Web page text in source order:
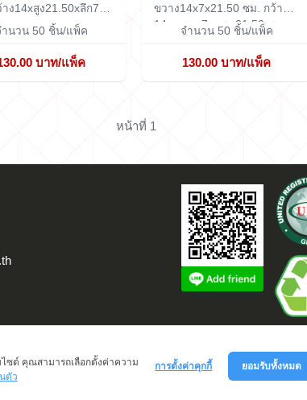
าง14xสูง21.50xลึก7
ำนวน 50 ชิ้น/แพ็ค
บาท/แพ็ค
ขวาง14x7x21.50 ซม. กว้าง
14 x ยาว 7 x สูง 21.50 ซม.
จำนวน 50 ชิ้น/แพ็ค
130.00 บาท/แพ็ค
หน้าที่ 1
ไซต์ คุณสามารถเลือกตั้งค่าความ
ตัว
ยอมรับทั้งหมด
การตั้งค่าคุกกี้